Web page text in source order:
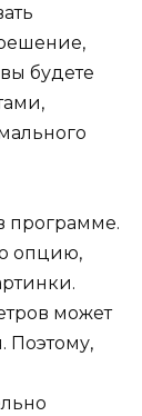
будете
программе.
опцию,
может
Поэтому,